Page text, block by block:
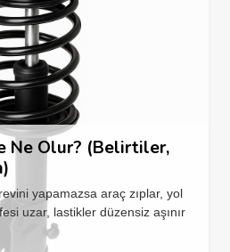
Ne Olur? (Belirtiler,
yapamazsa araç zıplar, yol
uzar, lastikler düzensiz aşınır